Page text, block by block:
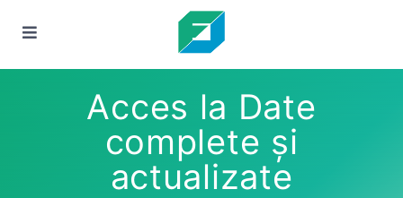
Acces la Date
complete și
actualizate